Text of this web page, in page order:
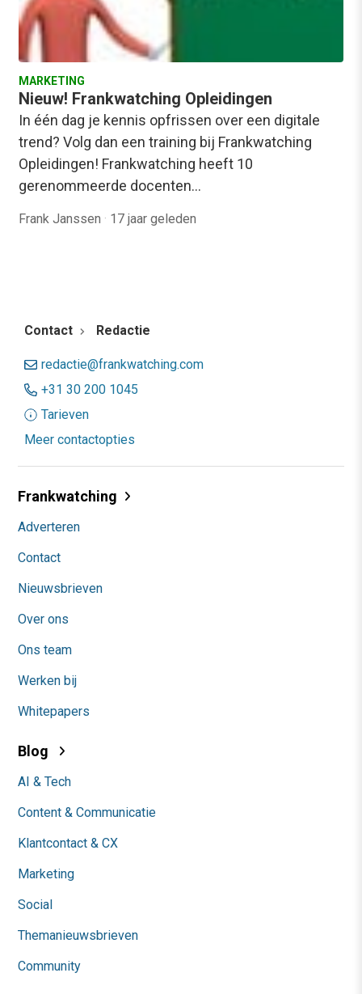
MARKETING
Nieuw! Frankwatching Opleidingen
In één dag je kennis opfrissen over een digitale
trend? Volg dan een training bij Frankwatching
Opleidingen! Frankwatching heeft 10
gerenommeerde docenten…
Frank Janssen · 17 jaar geleden
Contact Redactie
redactie@frankwatching.com
+31 30 200 1045
Tarieven
Meer contactopties
Frankwatching
Adverteren
Contact
Nieuwsbrieven
Over ons
Ons team
Werken bij
Whitepapers
Blog
AI & Tech
Content & Communicatie
Klantcontact & CX
Marketing
Social
Themanieuwsbrieven
Community